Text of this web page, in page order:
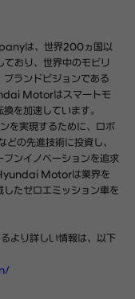
は、世界200ヵ国以
ており、世界中のモビリ
ランドビジョンである
Motorはスマートモ
を加速しています。
を実現するために、ロボ
の先進技術に投資し、
ンイノベーションを追求
Hyundai Motorは業界を
たゼロエミッション車を
り詳しい情報は、以下